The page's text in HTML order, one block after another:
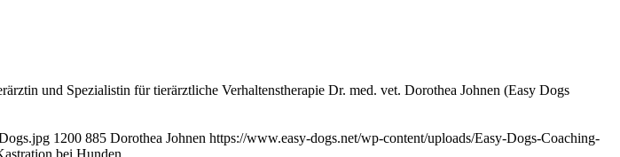
und Spezialistin für tierärztliche Verhaltenstherapie Dr. med. vet. Dorothea Johnen (Easy Dogs
1200 885 Dorothea Johnen https://www.easy-dogs.net/wp-content/uploads/Easy-Dogs-Coaching-
bei Hunden